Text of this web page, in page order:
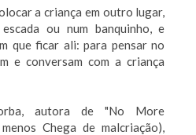
a criança em outro lugar,
ou num banquinho, e
que ficar ali: para pensar no
e conversam com a criança
autora de "No More
Chega de malcriação),